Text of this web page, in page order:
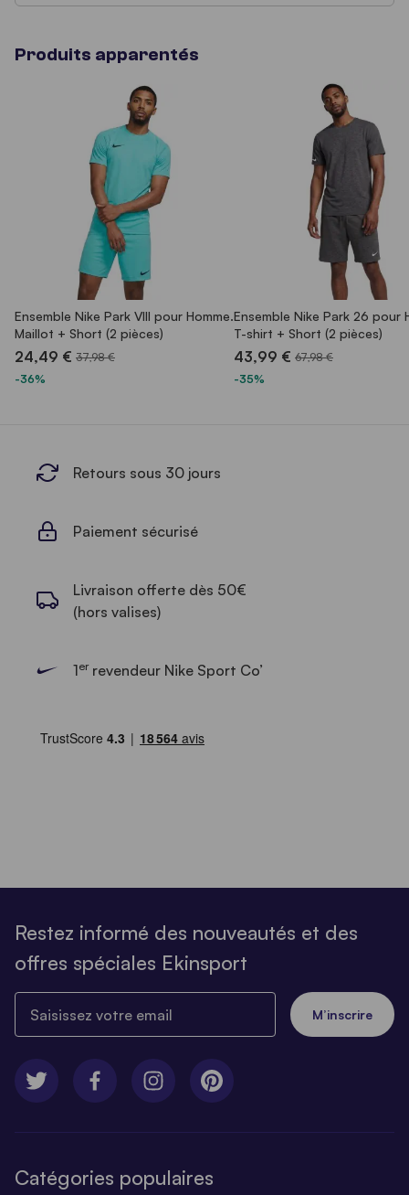
Produits apparentés
Ensemble Nike Park VIII pour Homme.
Maillot + Short (2 pièces)
24,49 € 37,98 €
-36%
Ensemble Nike Park 26 pour
T-shirt + Short (2 pièces)
43,99 € 67,98 €
-35%
Retours sous 30 jours
Paiement sécurisé
Livraison offerte dès 50€
(hors valises)
1errevendeur Nike Sport Co’
Restez informé des nouveautés et des
offres spéciales Ekinsport
M’inscrire
Catégories populaires